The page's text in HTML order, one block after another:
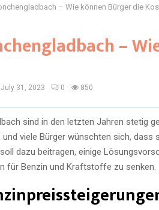
– Wie können Bürger die
–
July 31, 2023 0 850
sind in den letzten Jahren stetig
viele Bürger wünschten sich,
dazu beitragen, einige
für Benzin und Kraftstoffe zu senken.